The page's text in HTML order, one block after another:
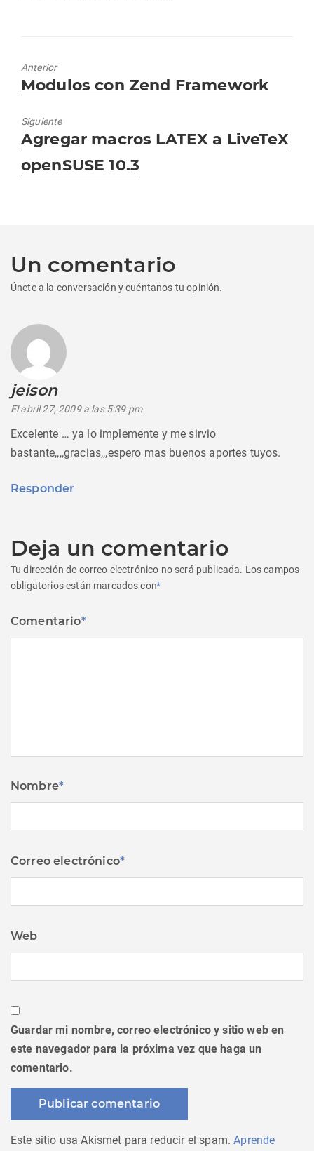
Anterior
Entrada
anterior:
Modulos con Zend Framework
Siguiente
Entrada
siguiente:
Agregar macros LATEX a LiveTeX
openSUSE 10.3
Un comentario
Únete a la conversación y cuéntanos tu opinión.
jeisondice:
El abril 27, 2009 a las 5:39 pm
Excelente … ya lo implemente y me sirvio
bastante,,,,gracias,,,espero mas buenos aportes tuyos.
Responder
Deja un comentario
Tu dirección de correo electrónico no será publicada. Los campos
obligatorios están marcados con*
Comentario*
Nombre*
Correo electrónico*
Web
Guardar mi nombre, correo electrónico y sitio web en
este navegador para la próxima vez que haga un
comentario.
Este sitio usa Akismet para reducir el spam.Aprende